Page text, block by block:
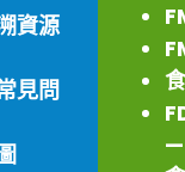
資源
見問
—